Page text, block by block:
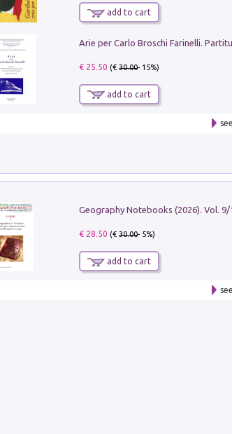
add to cart
€ 25.50 (€30.00- 15%)
add to cart
€ 28.50 (€30.00- 5%)
add to cart